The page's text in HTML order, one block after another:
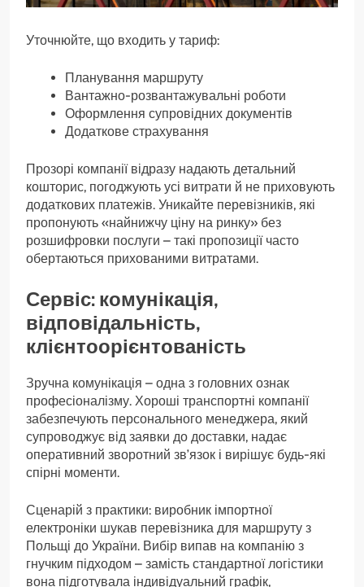
Уточнюйте, що входить у тариф:
Планування маршруту
Вантажно-розвантажувальні роботи
Оформлення супровідних документів
Додаткове страхування
Прозорі компанії відразу надають детальний
кошторис, погоджують усі витрати й не приховують
додаткових платежів. Уникайте перевізників, які
пропонують «найнижчу ціну на ринку» без
розшифровки послуги – такі пропозиції часто
обертаються прихованими витратами.
Сервіс: комунікація,
відповідальність,
клієнтоорієнтованість
Зручна комунікація – одна з головних ознак
професіоналізму. Хороші транспортні компанії
забезпечують персонального менеджера, який
супроводжує від заявки до доставки, надає
оперативний зворотний зв’язок і вирішує будь-які
спірні моменти.
Сценарій з практики: виробник імпортної
електроніки шукав перевізника для маршруту з
Польщі до України. Вибір випав на компанію з
гнучким підходом – замість стандартної логістики
вона підготувала індивідуальний графік,